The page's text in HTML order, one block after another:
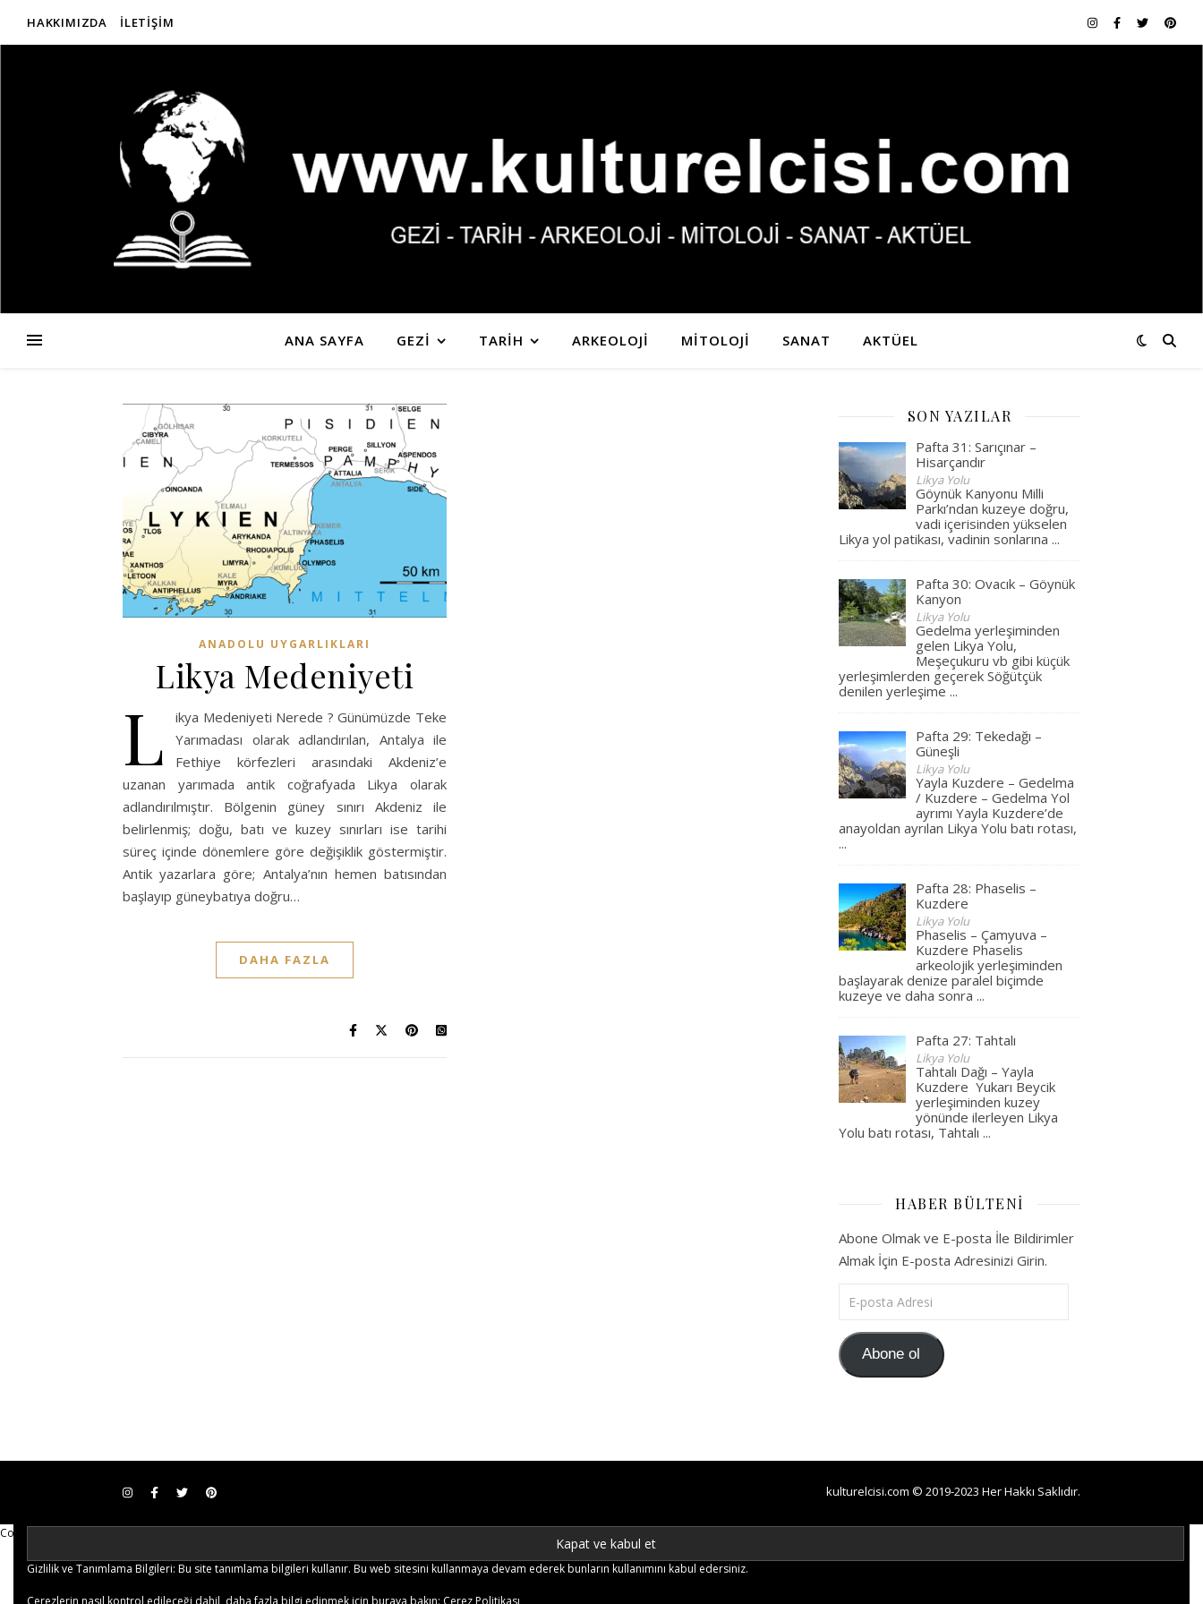
HAKKIMIZDA İLETIŞIM
ANA SAYFA GEZİ TARİH ARKEOLOJİ MİTOLOJİ SANAT AKTÜEL
ANADOLU UYGARLIKLARI
Likya Medeniyeti
L
ikya Medeniyeti Nerede ? Günümüzde Teke
Yarımadası olarak adlandırılan, Antalya ile
Fethiye körfezleri arasındaki Akdeniz’e
uzanan yarımada antik coğrafyada Likya olarak
adlandırılmıştır. Bölgenin güney sınırı Akdeniz ile
belirlenmiş; doğu, batı ve kuzey sınırları ise tarihi
süreç içinde dönemlere göre değişiklik göstermiştir.
Antik yazarlara göre; Antalya’nın hemen batısından
başlayıp güneybatıya doğru…
DAHA FAZLA
SON YAZILAR
Pafta 31: Sarıçınar –
Hisarçandır
Likya Yolu
Göynük Kanyonu Milli
Parkı’ndan kuzeye doğru,
vadi içerisinden yükselen
Likya yol patikası, vadinin sonlarına ...
Pafta 30: Ovacık – Göynük
Kanyon
Likya Yolu
Gedelma yerleşiminden
gelen Likya Yolu,
Meşeçukuru vb gibi küçük
yerleşimlerden geçerek Söğütçük
denilen yerleşime ...
Pafta 29: Tekedağı –
Güneşli
Likya Yolu
Yayla Kuzdere – Gedelma
/ Kuzdere – Gedelma Yol
ayrımı Yayla Kuzdere’de
anayoldan ayrılan Likya Yolu batı rotası,
...
Pafta 28: Phaselis –
Kuzdere
Likya Yolu
Phaselis – Çamyuva –
Kuzdere Phaselis
arkeolojik yerleşiminden
başlayarak denize paralel biçimde
kuzeye ve daha sonra ...
Pafta 27: Tahtalı
Likya Yolu
Tahtalı Dağı – Yayla
Kuzdere Yukarı Beycik
yerleşiminden kuzey
yönünde ilerleyen Likya
Yolu batı rotası, Tahtalı ...
HABER BÜLTENI
Abone Olmak ve E-posta İle Bildirimler
Almak İçin E-posta Adresinizi Girin.
E-posta Adresi
Abone ol
kulturelcisi.com © 2019-2023 Her Hakkı Saklıdır.
Copy Protected by
Gizlilik ve Tanımlama Bilgileri: Bu site tanımlama bilgileri kullanır. Bu web sitesini kullanmaya devam ederek bunların kullanımını kabul edersiniz.
Çerezlerin nasıl kontrol edileceği dahil, daha fazla bilgi edinmek için buraya bakın: Çerez Politikası